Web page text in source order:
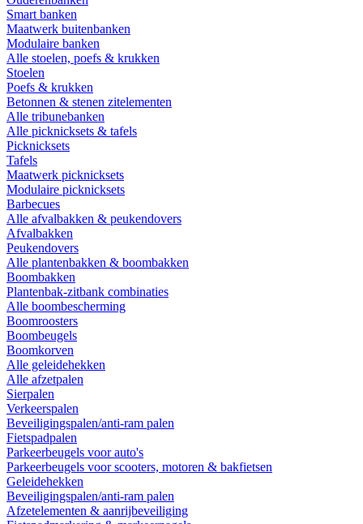
Smart banken
Maatwerk buitenbanken
Modulaire banken
Alle stoelen, poefs & krukken
Stoelen
Poefs & krukken
Betonnen & stenen zitelementen
Alle tribunebanken
Alle picknicksets & tafels
Picknicksets
Tafels
Maatwerk picknicksets
Modulaire picknicksets
Barbecues
Alle afvalbakken & peukendovers
Afvalbakken
Peukendovers
Alle plantenbakken & boombakken
Boombakken
Plantenbak-zitbank combinaties
Alle boombescherming
Boomroosters
Boombeugels
Boomkorven
Alle geleidehekken
Alle afzetpalen
Sierpalen
Verkeerspalen
Beveiligingspalen/anti-ram palen
Fietspadpalen
Parkeerbeugels voor auto's
Parkeerbeugels voor scooters, motoren & bakfietsen
Geleidehekken
Beveiligingspalen/anti-ram palen
Afzetelementen & aanrijbeveiliging